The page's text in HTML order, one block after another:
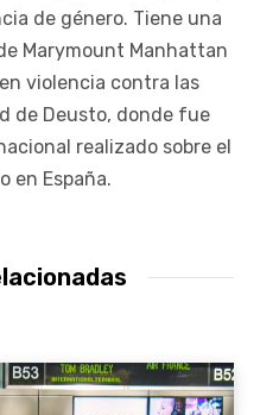
de género. Tiene una
Marymount Manhattan
violencia contra las
de Deusto, donde fue
realizado sobre el
en España.